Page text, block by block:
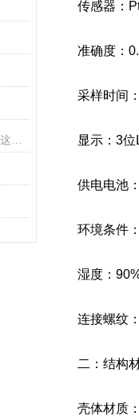
传感器：
准确度：
采样时间
显示：3位
供电电池
环境条件
湿度：
连接螺纹
二：结构
壳体材质